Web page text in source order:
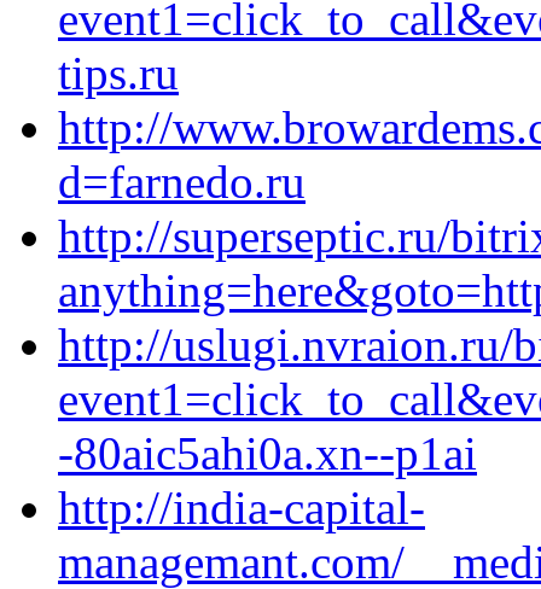
tips.ru
http://
d=farnedo.ru
http://superseptic.ru/
http://uslugi.nvraion.ru/
-80aic5ahi0a.xn--p1ai
http://india-capital-
managemant.com/